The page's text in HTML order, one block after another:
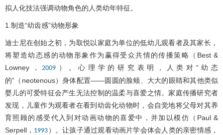
拟人化技法强调动物角色的人类幼年特征。
1.制造“幼齿感”动物形象
迪士尼在创始之初，为取悦以家庭为单位的低幼儿观看者及其家长，
将塑造幼态感的动物形象作为赢得受众共情的传播策略（Best &
Lowney， 2009 ）。心理学的研究表明，人类对“幼态
的”（neotenous）身体配置——圆圆的脸颊、大大的眼睛和其他类似
婴儿的可爱特征会产生无法控制的温柔与喜爱之情。家庭传播研究者
发现，儿童作为观看者在看到幼齿化动物时，会自觉地将父母对其养
育照顾的感受代入到对动画动物的喜爱中，并加以模仿（Paul &
Serpell， 1993 ）。让孩子通过观看动画片学会体会人类的亲密情感，